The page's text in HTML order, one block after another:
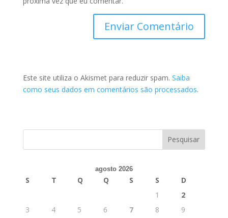
Este site utiliza o Akismet para reduzir spam. Saiba
como seus dados em comentários são processados.
agosto 2026
S T Q Q S S
D
1
2
3
4 5 6 7 8
9